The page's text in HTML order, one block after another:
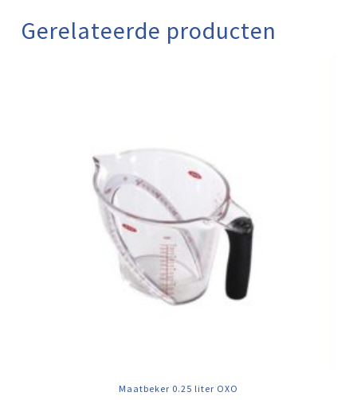
Gerelateerde producten
Maatbeker 0.25 liter OXO